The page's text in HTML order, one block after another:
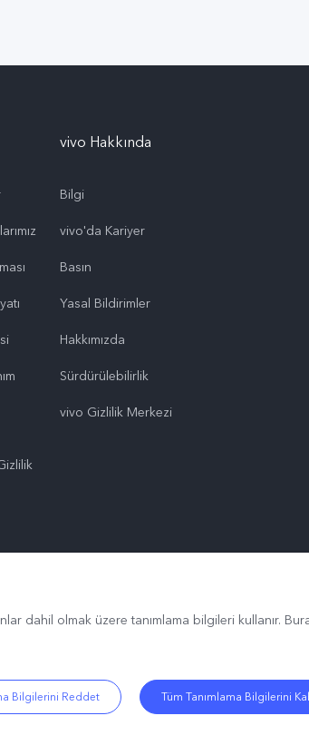
vivo Hakkında
Bilgi
vivo'da Kariyer
Basın
Yasal Bildirimler
Hakkımızda
Sürdürülebilirlik
vivo Gizlilik Merkezi
dahil olmak üzere tanımlama bilgileri kullanır.
Bilgilerini Reddet Tüm Tanımlama Bilgilerini